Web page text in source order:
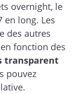
overnight, le
en long. Les
des autres
fonction des
transparent
pouvez